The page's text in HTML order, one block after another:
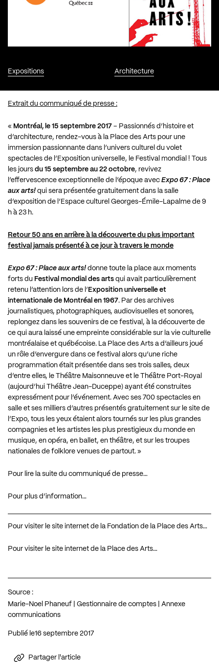
Expositions Architecture
Extrait du communiqué de presse :
« Montréal, le 15 septembre 2017 – Passionnés d’histoire et
d’architecture, rendez-vous à la Place des Arts pour une
immersion passionnante dans l’univers culturel du volet
spectacles de l’Exposition universelle, le Festival mondial ! Tous
les jours du 15 septembre au 22 octobre, revivez
l’effervescence exceptionnelle de l’époque avec Expo 67 : Place
aux arts! qui sera présentée gratuitement dans la salle
d’exposition de l’Espace culturel Georges-Émile-Lapalme de 9
h à 23 h.
Retour 50 ans en arrière à la découverte du plus important
festival jamais présenté à ce jour à travers le monde
Expo 67 : Place aux arts! donne toute la place aux moments
forts du Festival mondial des arts qui avait particulièrement
retenu l’attention lors de l’ Exposition universelle et
internationale de Montréal en 1967. Par des archives
journalistiques, photographiques, audiovisuelles et sonores,
replongez dans les souvenirs de ce festival, à la découverte de
ce qui aura laissé une empreinte considérable sur la vie culturelle
montréalaise et québécoise. La Place des Arts a d’ailleurs joué
un rôle d’envergure dans ce festival alors qu’une riche
programmation était présentée dans ses trois salles, deux
d’entre elles, le Théâtre Maisonneuve et le Théâtre Port-Royal
(aujourd’hui Théâtre Jean-Duceppe) ayant été construites
expressément pour l’événement. Avec ses 700 spectacles en
salle et ses milliers d’autres présentés gratuitement sur le site de
l’Expo, tous les yeux étaient alors tournés sur les plus grandes
compagnies et les artistes les plus prestigieux du monde en
musique, en opéra, en ballet, en théâtre, et sur les troupes
nationales de folklore venues de partout. »
Pour lire la suite du communiqué de presse…
Pour plus d’information…
Pour visiter le site internet de la Fondation de la Place des Arts…
Pour visiter le site internet de la Place des Arts…
Source :
Marie-Noel Phaneuf | Gestionnaire de comptes | Annexe
communications
Publié le 16 septembre 2017
Partager l'article